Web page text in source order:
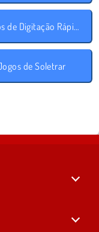
Jogos de Digitação Rápida
de Soletrar